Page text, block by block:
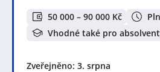
50 000 – 90 000 Kč
Vhodné také pro
Zveřejněno: 3. srpna